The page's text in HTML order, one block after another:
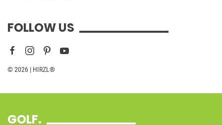
FOLLOW US
© 2026 | HIRZL®
GOLF.